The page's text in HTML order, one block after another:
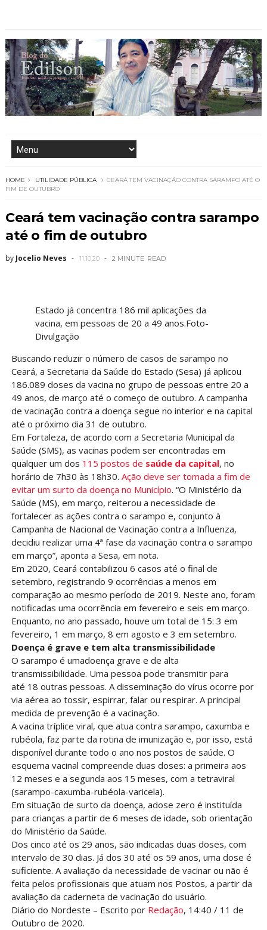
HOME UTILIDADE PÚBLICA
CEARÁ TEM VACINAÇÃO CONTRA SARAMPO ATÉ O
FIM DE OUTUBRO
Ceará tem vacinação contra sarampo
até o fim de outubro
by Jocelio Neves 11.10.20 2 MINUTE READ
Estado já concentra 186 mil aplicações da
vacina, em pessoas de 20 a 49 anos.Foto-
Divulgação
Buscando reduzir o número de casos de sarampo no
Ceará, a Secretaria da Saúde do Estado (Sesa) já aplicou
186.089 doses da vacina no grupo de pessoas entre 20 a
49 anos, de março até o começo de outubro. A campanha
de vacinação contra a doença segue no interior e na capital
até o próximo dia 31 de outubro.
Em Fortaleza, de acordo com a Secretaria Municipal da
Saúde (SMS), as vacinas podem ser encontradas em
qualquer um dos 115 postos de saúde da capital, no
horário de 7h30 às 18h30. Ação deve ser tomada a fim de
evitar um surto da doença no Município. “O Ministério da
Saúde (MS), em março, reiterou a necessidade de
fortalecer as ações contra o sarampo e, conjunto à
Campanha de Nacional de Vacinação contra a Influenza,
decidiu realizar uma 4ª fase da vacinação contra o sarampo
em março”, aponta a Sesa, em nota.
Em 2020, Ceará contabilizou 6 casos até o final de
setembro, registrando 9 ocorrências a menos em
comparação ao mesmo período de 2019. Neste ano, foram
notificadas uma ocorrência em fevereiro e seis em março.
Enquanto, no ano passado, houve um total de 15: 3 em
fevereiro, 1 em março, 8 em agosto e 3 em setembro.
Doença é grave e tem alta transmissibilidade
O sarampo é umadoença grave e de alta
transmissibilidade. Uma pessoa pode transmitir para
até 18 outras pessoas. A disseminação do vírus ocorre por
via aérea ao tossir, espirrar, falar ou respirar. A principal
medida de prevenção é a vacinação.
A vacina tríplice viral, que atua contra sarampo, caxumba e
rubéola, faz parte da rotina de imunização e, por isso, está
disponível durante todo o ano nos postos de saúde. O
esquema vacinal compreende duas doses: a primeira aos
12 meses e a segunda aos 15 meses, com a tetraviral
(sarampo-caxumba-rubéola-varicela).
Em situação de surto da doença, adose zero é instituída
para crianças a partir de 6 meses de idade, sob orientação
do Ministério da Saúde.
Dos cinco até os 29 anos, são indicadas duas doses, com
intervalo de 30 dias. Já dos 30 até os 59 anos, uma dose é
suficiente. A avaliação da necessidade de vacinar ou não é
feita pelos profissionais que atuam nos Postos, a partir da
avaliação da caderneta de vacinação do usuário.
Diário do Nordeste – Escrito por Redação, 14:40 / 11 de
Outubro de 2020.